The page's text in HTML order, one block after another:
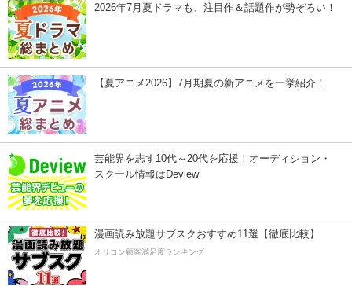
2026年7月夏ドラマも、注目作＆話題作が勢ぞろい！
【夏アニメ2026】7月期夏の新アニメを一挙紹介！
芸能界を志す10代～20代を応援！オーディション・
スクール情報はDeview
漫画読み放題サブスクおすすめ11選【徹底比較】
オリコン顧客満足度ランキング